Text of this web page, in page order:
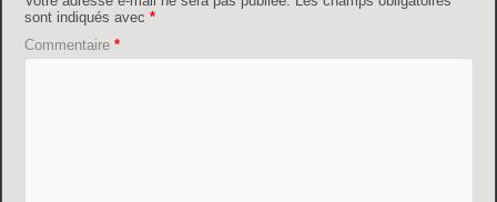
sont indiqués avec*
Commentaire*